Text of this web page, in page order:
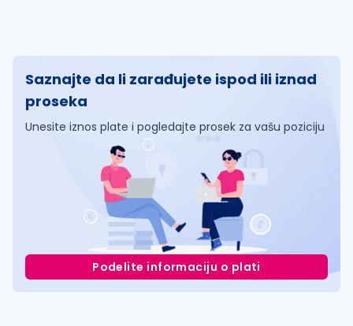
Saznajte da li zarađujete ispod ili iznad
proseka
Unesite iznos plate i pogledajte prosek za vašu poziciju
Podelite informaciju o plati